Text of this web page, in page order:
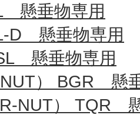
懸垂物専用
D 懸垂物専用
懸垂物専用
） BGR 懸
NUT） TQR